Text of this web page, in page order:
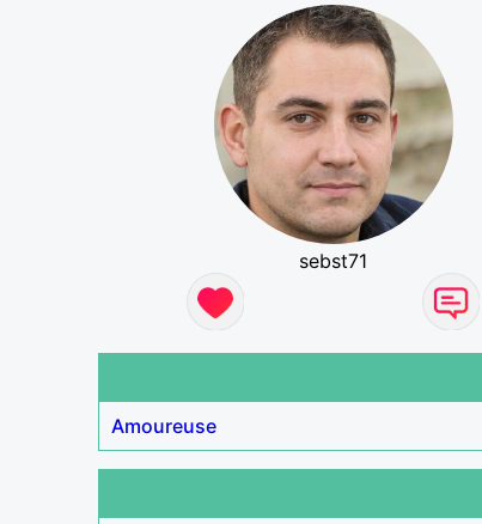
sebst71
Amoureuse